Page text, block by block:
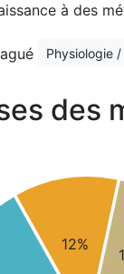
à des
Physiologie
des
12%